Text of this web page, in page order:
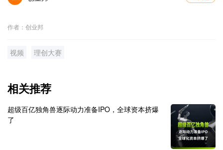
作者：创业邦
视频 理创大赛
相关推荐
超级百亿独角兽逐际动力准备IPO，全球资本挤爆
了